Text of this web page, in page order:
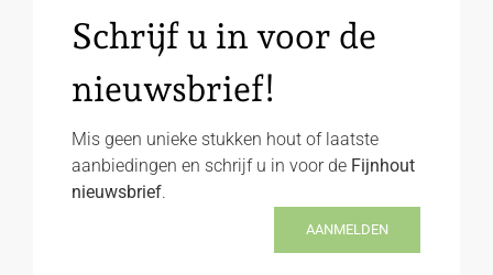
Schrijf u in voor de
nieuwsbrief!
Mis geen unieke stukken hout of laatste
aanbiedingen en schrijf u in voor de Fijnhout
nieuwsbrief.
AANMELDEN